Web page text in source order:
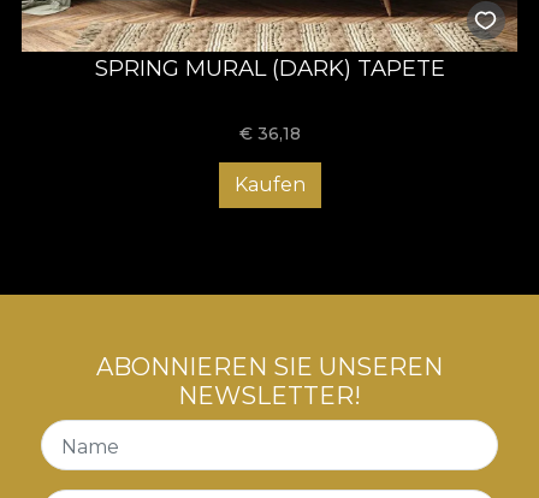
SPRING MURAL (DARK) TAPETE
€ 36,18
Kaufen
ABONNIEREN SIE UNSEREN
NEWSLETTER!
Name